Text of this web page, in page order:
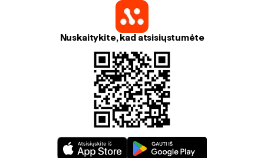
Nuskaitykite, kad atsisiųstumėte